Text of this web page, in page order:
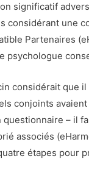
significatif
une
Partenaires
psychologue
considérait que
conjoints
– il
associés
étapes pour